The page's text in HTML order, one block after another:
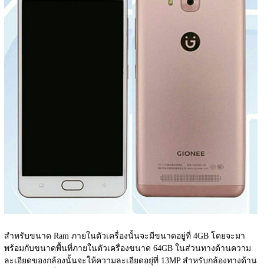
สำหรับขนาด Ram ภายในตัวเครื่องนั้นจะมีขนาดอยู่ที่ 4GB โดยจะมา
พร้อมกับขนาดพื้นที่ภายในตัวเครื่องขนาด 64GB ในส่วนทางด้านความ
ละเอียดของกล้องนั้นจะให้ความละเอียดอยุ่ที่ 13MP สำหรับกล้องทางด้าน